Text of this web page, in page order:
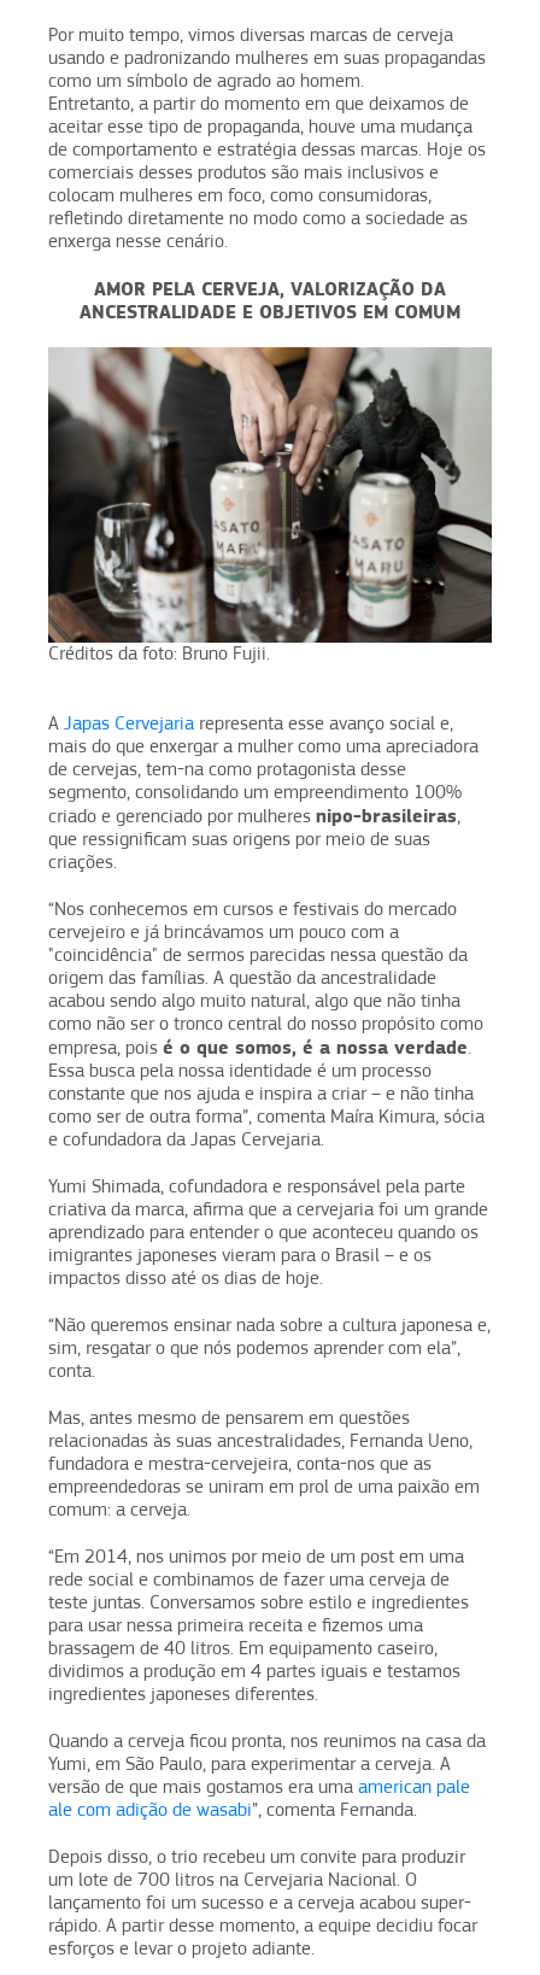
Por muito tempo, vimos diversas marcas de cerveja
usando e padronizando mulheres em suas propagandas
como um símbolo de agrado ao homem.
Entretanto, a partir do momento em que deixamos de
aceitar esse tipo de propaganda, houve uma mudança
de comportamento e estratégia dessas marcas. Hoje os
comerciais desses produtos são mais inclusivos e
colocam mulheres em foco, como consumidoras,
refletindo diretamente no modo como a sociedade as
enxerga nesse cenário.
AMOR PELA CERVEJA, VALORIZAÇÃO DA
ANCESTRALIDADE E OBJETIVOS EM COMUM
Créditos da foto: Bruno Fujii.
A Japas Cervejaria representa esse avanço social e,
mais do que enxergar a mulher como uma apreciadora
de cervejas, tem-na como protagonista desse
segmento, consolidando um empreendimento 100%
criado e gerenciado por mulheres nipo-brasileiras,
que ressignificam suas origens por meio de suas
criações.
“Nos conhecemos em cursos e festivais do mercado
cervejeiro e já brincávamos um pouco com a
"coincidência" de sermos parecidas nessa questão da
origem das famílias. A questão da ancestralidade
acabou sendo algo muito natural, algo que não tinha
como não ser o tronco central do nosso propósito como
empresa, pois é o que somos, é a nossa verdade.
Essa busca pela nossa identidade é um processo
constante que nos ajuda e inspira a criar – e não tinha
como ser de outra forma”, comenta Maíra Kimura, sócia
e cofundadora da Japas Cervejaria.
Yumi Shimada, cofundadora e responsável pela parte
criativa da marca, afirma que a cervejaria foi um grande
aprendizado para entender o que aconteceu quando os
imigrantes japoneses vieram para o Brasil – e os
impactos disso até os dias de hoje.
“Não queremos ensinar nada sobre a cultura japonesa e,
sim, resgatar o que nós podemos aprender com ela”,
conta.
Mas, antes mesmo de pensarem em questões
relacionadas às suas ancestralidades, Fernanda Ueno,
fundadora e mestra-cervejeira, conta-nos que as
empreendedoras se uniram em prol de uma paixão em
comum: a cerveja.
“Em 2014, nos unimos por meio de um post em uma
rede social e combinamos de fazer uma cerveja de
teste juntas. Conversamos sobre estilo e ingredientes
para usar nessa primeira receita e fizemos uma
brassagem de 40 litros. Em equipamento caseiro,
dividimos a produção em 4 partes iguais e testamos
ingredientes japoneses diferentes.
Quando a cerveja ficou pronta, nos reunimos na casa da
Yumi, em São Paulo, para experimentar a cerveja. A
versão de que mais gostamos era uma american pale
ale com adição de wasabi”, comenta Fernanda.
Depois disso, o trio recebeu um convite para produzir
um lote de 700 litros na Cervejaria Nacional. O
lançamento foi um sucesso e a cerveja acabou super-
rápido. A partir desse momento, a equipe decidiu focar
esforços e levar o projeto adiante.